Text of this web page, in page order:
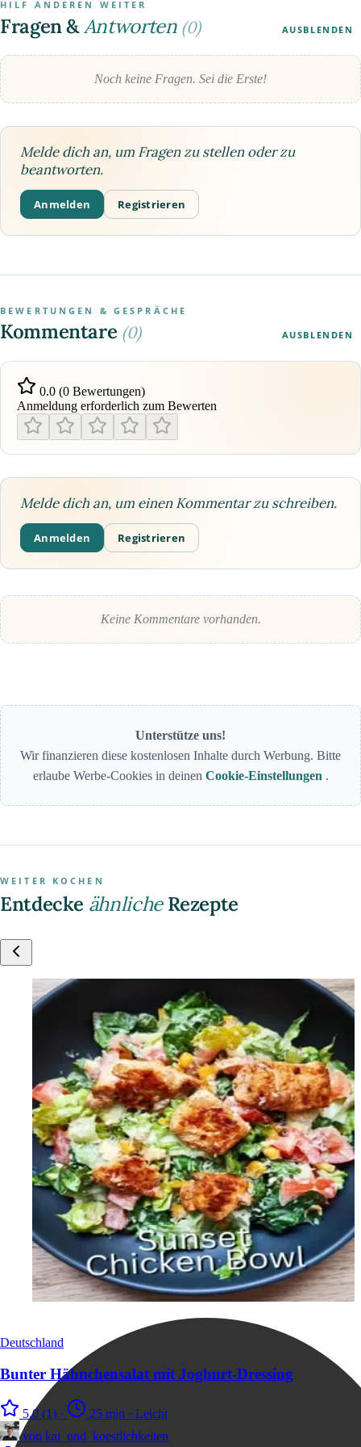
HILF ANDEREN WEITER
Fragen &Antworten (0) AUSBLENDEN
Noch keine Fragen. Sei die Erste!
Melde dich an, um Fragen zu stellen oder zu
beantworten.
Anmelden Registrieren
BEWERTUNGEN & GESPRÄCHE
Kommentare (0) AUSBLENDEN
0.0 (0 Bewertungen)
Anmeldung erforderlich zum Bewerten
Melde dich an, um einen Kommentar zu schreiben.
Anmelden Registrieren
Keine Kommentare vorhanden.
Unterstütze uns!
Wir finanzieren diese kostenlosen Inhalte durch Werbung. Bitte
erlaube Werbe-Cookies in deinen Cookie-Einstellungen .
WEITER KOCHEN
Entdecke ähnlicheRezepte
Deutschland
Bunter Hähnchensalat mit Joghurt-Dressing
5.0 (1) · 25 min · Leicht
von kai_und_koestlichkeiten